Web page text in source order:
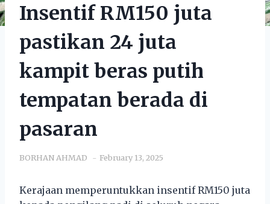
Insentif RM150 juta
pastikan 24 juta
kampit beras putih
tempatan berada di
pasaran
BORHAN AHMAD February 13, 2025
Kerajaan memperuntukkan insentif RM150 juta